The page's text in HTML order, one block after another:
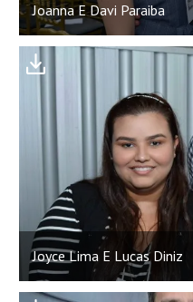
;
Joanna E Davi Paraiba
;
Joyce Lima E Lucas Diniz